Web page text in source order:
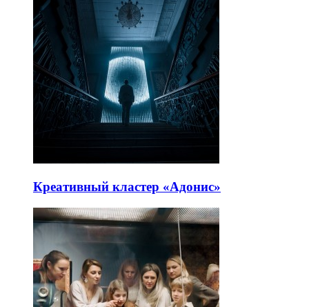
Креативный кластер «Адонис»